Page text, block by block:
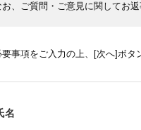
お、ご質問・ご意見に関してお
要事項をご入力の上、[次へ]ボタ
名